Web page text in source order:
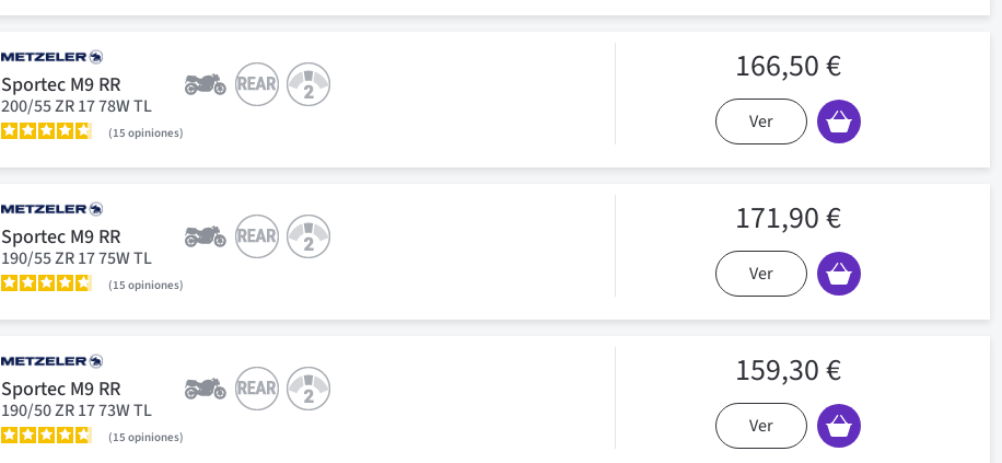
Sportec M9 RR
200/55 ZR 17 78W TL
15opiniones
166,50 €
Ver
Sportec M9 RR
190/55 ZR 17 75W TL
15opiniones
171,90 €
Ver
Sportec M9 RR
190/50 ZR 17 73W TL
15opiniones
159,30 €
Ver